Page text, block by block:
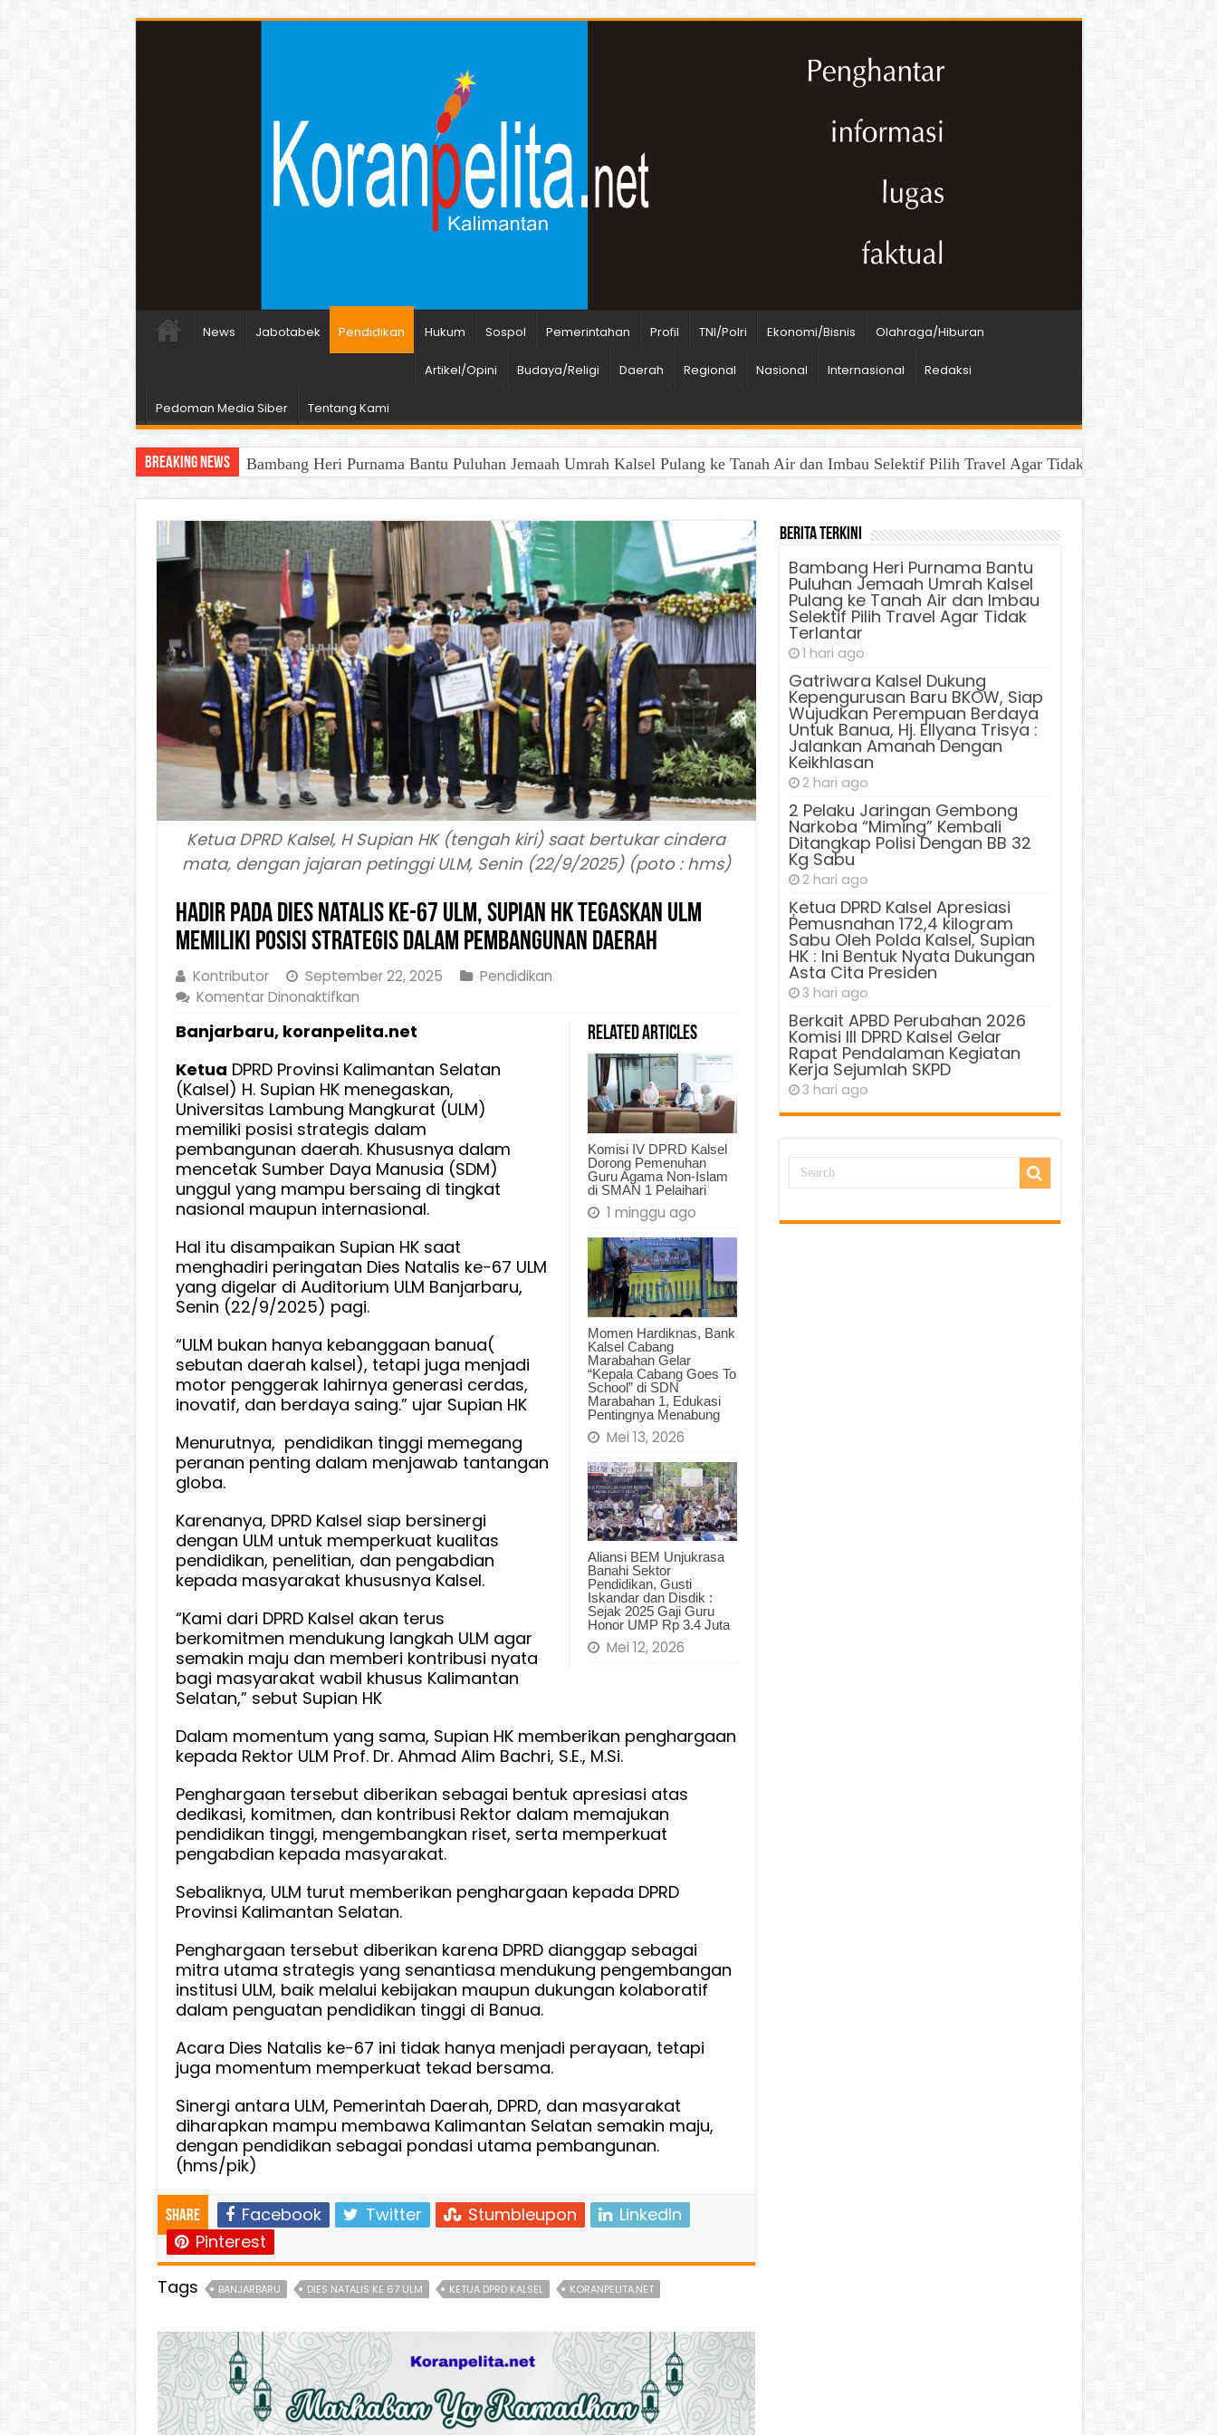
News Jabotabek Pendidikan Hukum Sospol Pemerintahan Profil TNI/Polri Ekonomi/Bisnis Olahraga/Hiburan
Artikel/Opini Budaya/Religi Daerah Regional Nasional Internasional Redaksi
Pedoman Media Siber Tentang Kami
Breaking News Bambang Heri Purnama Bantu Puluhan Jemaah Umrah Kalsel Pulang ke Tanah Air dan Imbau Selektif Pilih Travel Agar Tidak Terlantar
Ketua DPRD Kalsel, H Supian HK (tengah kiri) saat bertukar cindera
mata, dengan jajaran petinggi ULM, Senin (22/9/2025) (poto : hms)
Hadir Pada Dies Natalis Ke-67 ULM, Supian HK Tegaskan ULM
Memiliki Posisi Strategis Dalam Pembangunan Daerah
Kontributor September 22, 2025
Pendidikan
Komentar Dinonaktifkanpada
Pada
Natalis
Ke-
67
ULM,
Supian
HK
Tegaskan
Memiliki
Posisi
Strategis
Dalam
Daerah
Related Articles
Komisi IV DPRD Kalsel
Dorong Pemenuhan
Guru Agama Non-Islam
di SMAN 1 Pelaihari
1 minggu ago
Momen Hardiknas, Bank
Kalsel Cabang
Marabahan Gelar
“Kepala Cabang Goes To
School” di SDN
Marabahan 1, Edukasi
Pentingnya Menabung
Mei 13, 2026
Aliansi BEM Unjukrasa
Banahi Sektor
Pendidikan, Gusti
Iskandar dan Disdik :
Sejak 2025 Gaji Guru
Honor UMP Rp 3.4 Juta
Mei 12, 2026
Banjarbaru, koranpelita.net
Ketua DPRD Provinsi Kalimantan Selatan
(Kalsel) H. Supian HK menegaskan,
Universitas Lambung Mangkurat (ULM)
memiliki posisi strategis dalam
pembangunan daerah. Khususnya dalam
mencetak Sumber Daya Manusia (SDM)
unggul yang mampu bersaing di tingkat
nasional maupun internasional.
Hal itu disampaikan Supian HK saat
menghadiri peringatan Dies Natalis ke-67 ULM
yang digelar di Auditorium ULM Banjarbaru,
Senin (22/9/2025) pagi.
“ULM bukan hanya kebanggaan banua(
sebutan daerah kalsel), tetapi juga menjadi
motor penggerak lahirnya generasi cerdas,
inovatif, dan berdaya saing.” ujar Supian HK
Menurutnya, pendidikan tinggi memegang
peranan penting dalam menjawab tantangan
globa.
Karenanya, DPRD Kalsel siap bersinergi
dengan ULM untuk memperkuat kualitas
pendidikan, penelitian, dan pengabdian
kepada masyarakat khususnya Kalsel.
“Kami dari DPRD Kalsel akan terus
berkomitmen mendukung langkah ULM agar
semakin maju dan memberi kontribusi nyata
bagi masyarakat wabil khusus Kalimantan
Selatan,” sebut Supian HK
Dalam momentum yang sama, Supian HK memberikan penghargaan
kepada Rektor ULM Prof. Dr. Ahmad Alim Bachri, S.E., M.Si.
Penghargaan tersebut diberikan sebagai bentuk apresiasi atas
dedikasi, komitmen, dan kontribusi Rektor dalam memajukan
pendidikan tinggi, mengembangkan riset, serta memperkuat
pengabdian kepada masyarakat.
Sebaliknya, ULM turut memberikan penghargaan kepada DPRD
Provinsi Kalimantan Selatan.
Penghargaan tersebut diberikan karena DPRD dianggap sebagai
mitra utama strategis yang senantiasa mendukung pengembangan
institusi ULM, baik melalui kebijakan maupun dukungan kolaboratif
dalam penguatan pendidikan tinggi di Banua.
Acara Dies Natalis ke-67 ini tidak hanya menjadi perayaan, tetapi
juga momentum memperkuat tekad bersama.
Sinergi antara ULM, Pemerintah Daerah, DPRD, dan masyarakat
diharapkan mampu membawa Kalimantan Selatan semakin maju,
dengan pendidikan sebagai pondasi utama pembangunan.
(hms/pik)
Share Facebook Twitter Stumbleupon
LinkedIn
Pinterest
Tags
BANJARBARU DIES NATALIS KE 67 ULM KETUA DPRD KALSEL KORANPELITA.NET
Berita Terkini
Bambang Heri Purnama Bantu
Puluhan Jemaah Umrah Kalsel
Pulang ke Tanah Air dan Imbau
Selektif Pilih Travel Agar Tidak
Terlantar
1 hari ago
Gatriwara Kalsel Dukung
Kepengurusan Baru BKOW, Siap
Wujudkan Perempuan Berdaya
Untuk Banua, Hj. Ellyana Trisya :
Jalankan Amanah Dengan
Keikhlasan
2 hari ago
2 Pelaku Jaringan Gembong
Narkoba “Miming” Kembali
Ditangkap Polisi Dengan BB 32
Kg Sabu
2 hari ago
Ķetua DPRD Kalsel Apresiasi
Pemusnahan 172,4 kilogram
Sabu Oleh Polda Kalsel, Supian
HK : Ini Bentuk Nyata Dukungan
Asta Cita Presiden
3 hari ago
Berkait APBD Perubahan 2026
Komisi III DPRD Kalsel Gelar
Rapat Pendalaman Kegiatan
Kerja Sejumlah SKPD
3 hari ago